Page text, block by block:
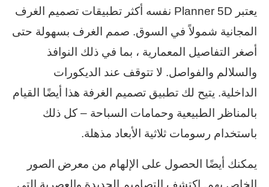
يعتبر Planner 5D نفسه أكثر تطبيقات تصميم الغرف
المجانية شمولاً في السوق. صمم الغرف بسهولة حتى
أصغر التفاصيل المعمارية ، بما في ذلك النوافذ
والسلالم والفواصل. لا تتوقف عند الديكورات
الداخلية. يتيح لك تطبيق تصميم الغرفة هذا أيضًا القيام
بالمناظر الطبيعية وحمامات السباحة – كل ذلك
باستخدام رسومات ثلاثية الأبعاد مذهلة.
يمكنك أيضًا الحصول على الإلهام من معرض الصور
الخاص بهم. اكتشف التصاميم الجديدة والعصرية التي